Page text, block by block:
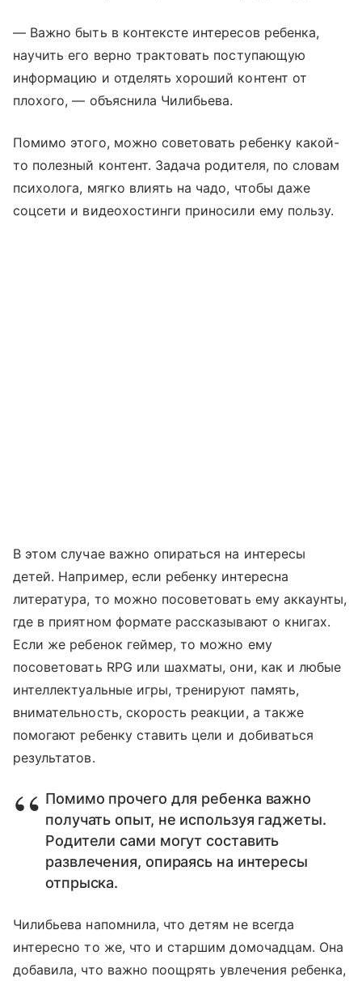
— Важно быть в контексте интересов ребенка,
научить его верно трактовать поступающую
информацию и отделять хороший контент от
плохого, — объяснила Чилибьева.
Помимо этого, можно советовать ребенку какой-
то полезный контент. Задача родителя, по словам
психолога, мягко влиять на чадо, чтобы даже
соцсети и видеохостинги приносили ему пользу.
В этом случае важно опираться на интересы
детей. Например, если ребенку интересна
литература, то можно посоветовать ему аккаунты,
где в приятном формате рассказывают о книгах.
Если же ребенок геймер, то можно ему
посоветовать RPG или шахматы, они, как и любые
интеллектуальные игры, тренируют память,
внимательность, скорость реакции, а также
помогают ребенку ставить цели и добиваться
результатов.
Помимо прочего для ребенка важно
получать опыт, не используя гаджеты.
Родители сами могут составить
развлечения, опираясь на интересы
отпрыска.
Чилибьева напомнила, что детям не всегда
интересно то же, что и старшим домочадцам. Она
добавила, что важно поощрять увлечения ребенка,